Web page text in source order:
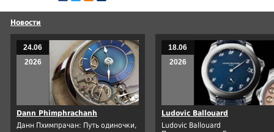
Новости
24.06
2026
Dann Phimphrachanh
Данн Пхимпрачан: Путь одиночки,
18.06
2026
Ludovic Ballouard
Ludovic Ballouard